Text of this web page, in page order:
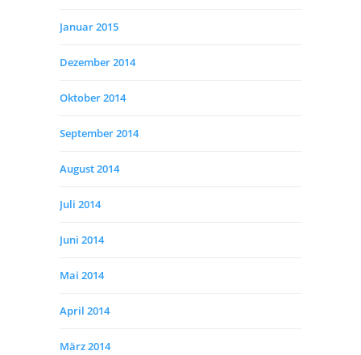
Januar 2015
Dezember 2014
Oktober 2014
September 2014
August 2014
Juli 2014
Juni 2014
Mai 2014
April 2014
März 2014